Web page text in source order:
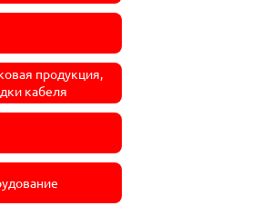
продукция,
кабеля